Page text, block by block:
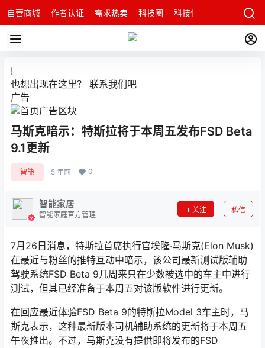
自营商城 作者认证 需求热卖 科技圈 科技快讯 智能科技问
!
也想出现在这里？ 联系我们吧
广告
马斯克暗示：特斯拉将于本周五发布FSD Beta
9.1更新
智能 5 年前 0
智能家居
智能家庭官方管理
关注 私信
7月26日消息，特斯拉首席执行官埃隆·马斯克(Elon Musk)
在最近与粉丝的推特互动中暗示，该公司最新测试版辅助
驾驶系统FSD Beta 9几周来只在少数被选中的车主中进行
测试，但其已经准备于本周五对该版软件进行更新。
在回应最近体验FSD Beta 9的特斯拉Model 3车主时，马
斯克表示，这种最新版本司机辅助系统的更新将于本周五
午夜推出。不过，马斯克没有提供即将发布的FSD